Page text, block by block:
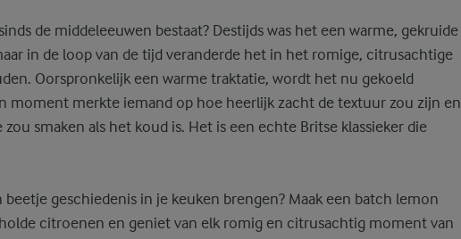
de middeleeuwen bestaat? Destijds was het een warme, gekruide
in de loop van de tijd veranderde het in het romige, citrusachtige
Oorspronkelijk een warme traktatie, wordt het nu gekoeld
moment merkte iemand op hoe heerlijk zacht de textuur zou zijn en
smaken als het koud is. Het is een echte Britse klassieker die
geschiedenis in je keuken brengen? Maak een batch lemon
citroenen en geniet van elk romig en citrusachtig moment van